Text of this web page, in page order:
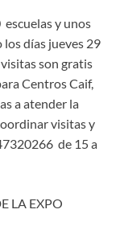
y unos
días jueves 29
son gratis
Centros Caif,
a atender la
visitas y
de 15 a
LA EXPO